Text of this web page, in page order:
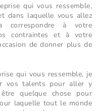
qui vous ressemble,
dans laquelle vous allez
correspondre à votre
contraintes et à votre
de donner plus de
qui vous ressemble, je
vos talents pour aller y
quelque chose pour
laquelle tout le monde